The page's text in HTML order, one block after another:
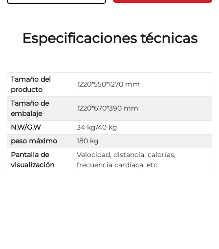
Especificaciones técnicas
Tamaño del
producto
1220*550*1270 mm
Tamaño de
embalaje
1220*670*390 mm
N.W/G.W
34 kg/40 kg
peso máximo
180 kg
Pantalla de
visualización
Velocidad, distancia, calorías,
frecuencia cardíaca, etc.